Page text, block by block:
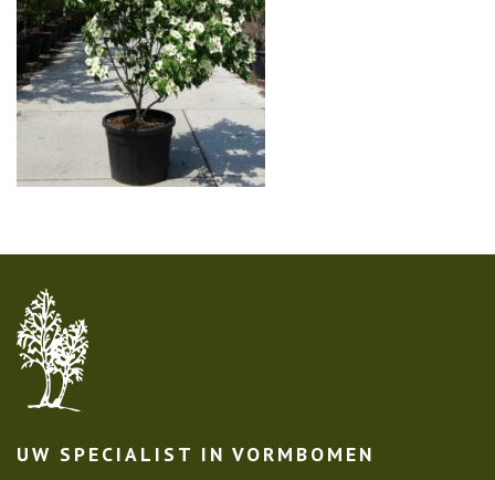
UW SPECIALIST IN VORMBOMEN